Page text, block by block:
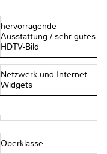
hervorragende
Ausstattung / sehr gutes
HDTV-Bild
Netzwerk und Internet-
Widgets
Oberklasse